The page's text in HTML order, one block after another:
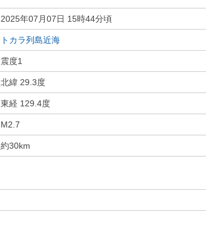
2025年07月07日 15時44分頃
トカラ列島近海
震度1
北緯 29.3度
東経 129.4度
M2.7
約30km